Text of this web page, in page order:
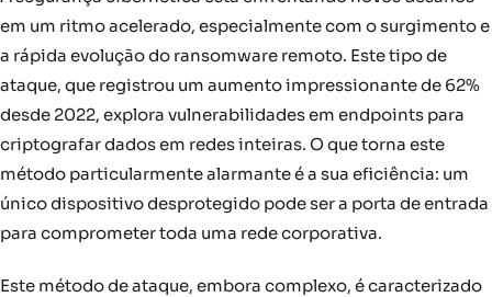
em um ritmo acelerado, especialmente com o surgimento e
a rápida evolução do ransomware remoto. Este tipo de
ataque, que registrou um aumento impressionante de 62%
desde 2022, explora vulnerabilidades em endpoints para
criptografar dados em redes inteiras. O que torna este
método particularmente alarmante é a sua eficiência: um
único dispositivo desprotegido pode ser a porta de entrada
para comprometer toda uma rede corporativa.
Este método de ataque, embora complexo, é caracterizado